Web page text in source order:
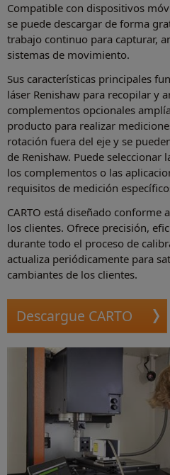
Compatible con dispositivos
se puede descargar de forma
trabajo continuo para capturar,
sistemas de movimiento.
Sus características principales
láser Renishaw para recopilar y
complementos opcionales
producto para realizar
rotación fuera del eje y se
de Renishaw. Puede seleccionar
los complementos o las
requisitos de medición
CARTO está diseñado conforme
los clientes. Ofrece precisión,
durante todo el proceso de
actualiza periódicamente para
cambiantes de los clientes.
Descargue CARTO